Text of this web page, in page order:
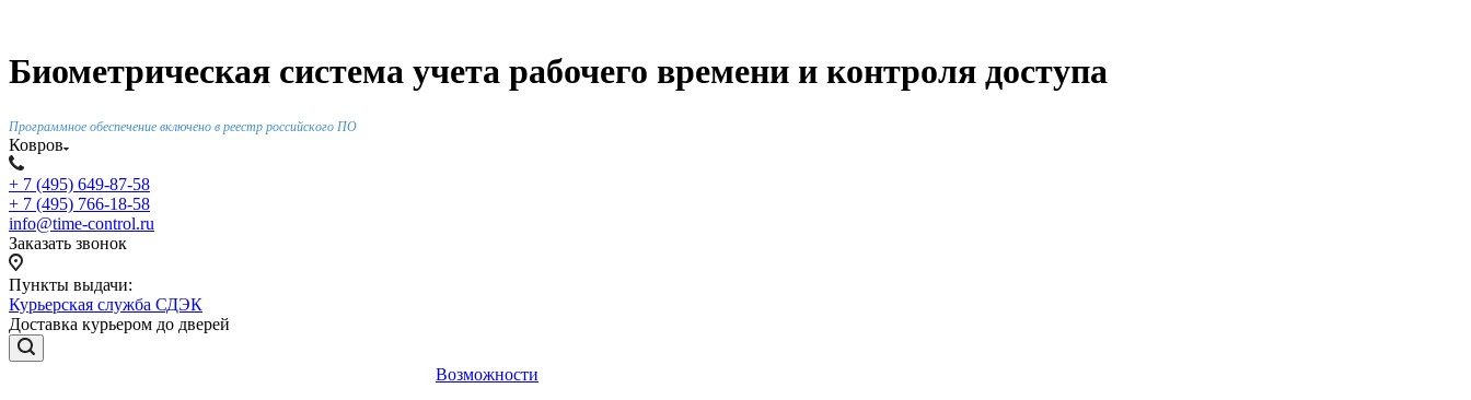
Биометрическая система учета рабочего времени и контроля доступа
Программное обеспечение включено в реестр российского ПО
Ковров
+ 7 (495) 649-87-58
+ 7 (495) 766-18-58
info@time-control.ru
Заказать звонок
Пункты выдачи:
Курьерская служба СДЭК
Доставка курьером до дверей
Возможности